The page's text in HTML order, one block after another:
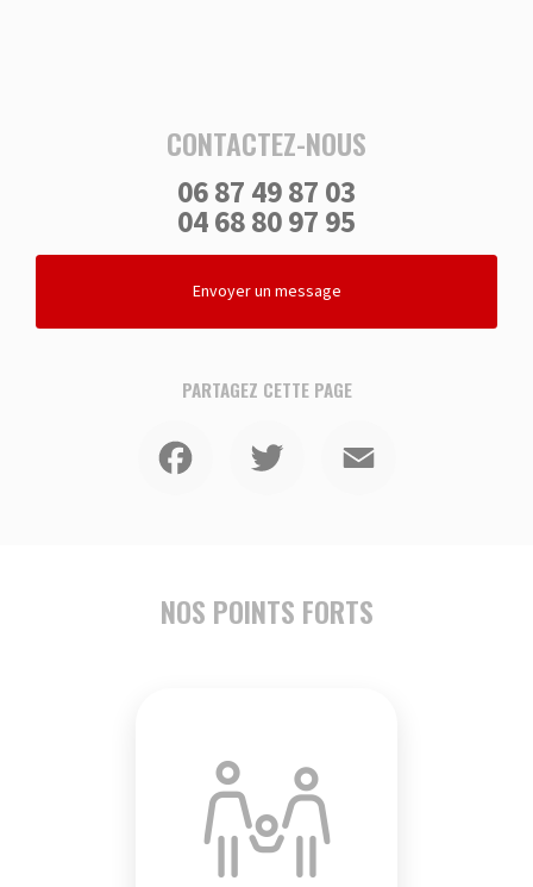
CONTACTEZ-NOUS
06 87 49 87 03
04 68 80 97 95
Envoyer un message
PARTAGEZ CETTE PAGE
NOS POINTS FORTS